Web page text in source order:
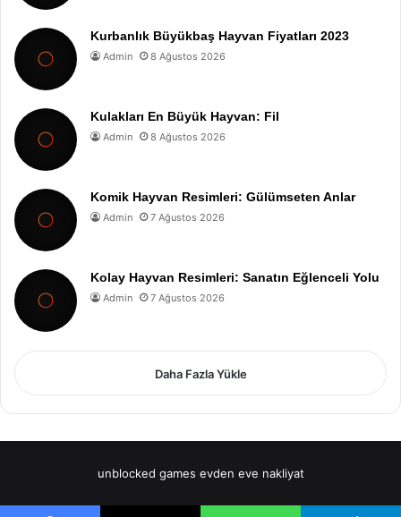
Kurbanlık Büyükbaş Hayvan Fiyatları 2023
Admin 8 Ağustos 2026
Kulakları En Büyük Hayvan: Fil
Admin 8 Ağustos 2026
Komik Hayvan Resimleri: Gülümseten Anlar
Admin 7 Ağustos 2026
Kolay Hayvan Resimleri: Sanatın Eğlenceli Yolu
Admin 7 Ağustos 2026
Daha Fazla Yükle
unblocked games evden eve nakliyat